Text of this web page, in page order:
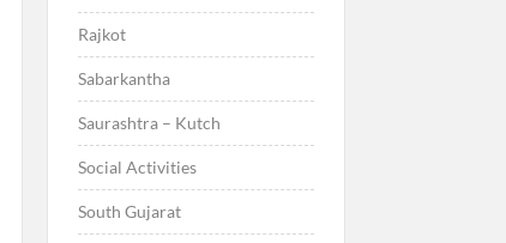
Rajkot
Sabarkantha
Saurashtra – Kutch
Social Activities
South Gujarat